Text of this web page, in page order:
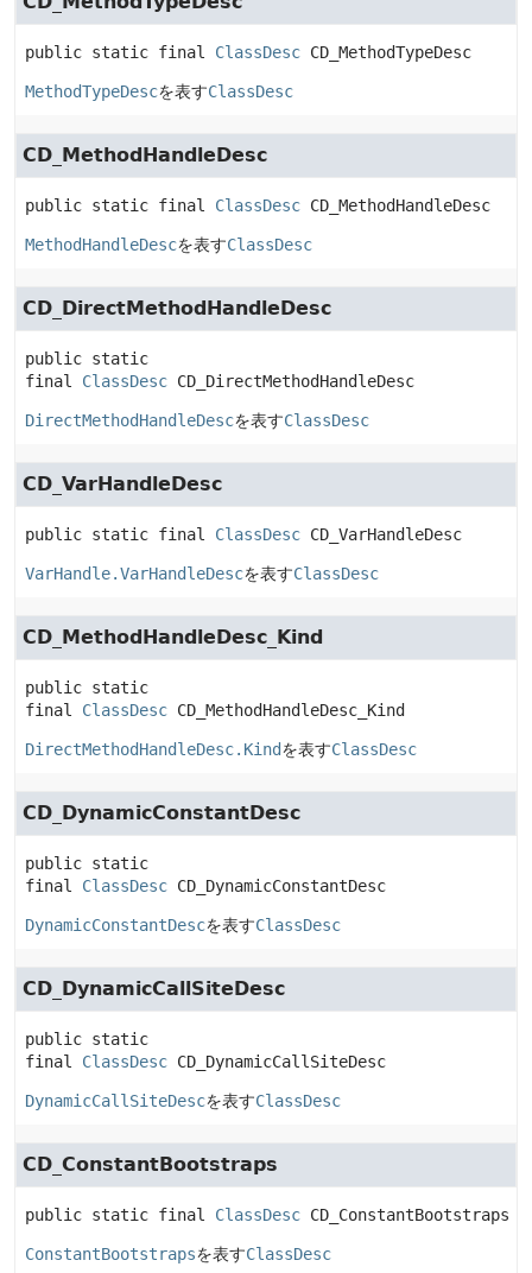
public static final ClassDesc CD_MethodTypeDesc
MethodTypeDescを表すClassDesc
CD_MethodHandleDesc
public static final ClassDesc CD_MethodHandleDesc
MethodHandleDescを表すClassDesc
CD_DirectMethodHandleDesc
public static
final
ClassDesc CD_DirectMethodHandleDesc
DirectMethodHandleDescを表すClassDesc
CD_VarHandleDesc
public static final ClassDesc CD_VarHandleDesc
VarHandle.VarHandleDescを表すClassDesc
CD_MethodHandleDesc_Kind
public static
final
ClassDesc CD_MethodHandleDesc_Kind
DirectMethodHandleDesc.Kindを表すClassDesc
CD_DynamicConstantDesc
public static
final
ClassDesc CD_DynamicConstantDesc
DynamicConstantDescを表すClassDesc
CD_DynamicCallSiteDesc
public static
final
ClassDesc CD_DynamicCallSiteDesc
DynamicCallSiteDescを表すClassDesc
CD_ConstantBootstraps
public static final ClassDesc CD_ConstantBootstraps
ConstantBootstrapsを表すClassDesc